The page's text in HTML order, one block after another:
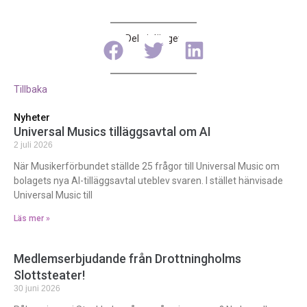
Dela inlägget
Tillbaka
Nyheter
Universal Musics tilläggsavtal om AI
2 juli 2026
När Musikerförbundet ställde 25 frågor till Universal Music om
bolagets nya AI-tilläggsavtal uteblev svaren. I stället hänvisade
Universal Music till
Läs mer »
Medlemserbjudande från Drottningholms
Slottsteater!
30 juni 2026